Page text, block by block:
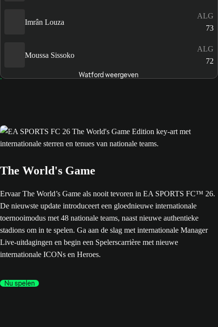
Imrân Louza
ALG
73
Moussa Sissoko
ALG
72
Watford weergeven
The World's Game
Ervaar The World’s Game als nooit tevoren in EA SPORTS FC™ 26.
De nieuwste update introduceert een gloednieuwe internationale
toernooimodus met 48 nationale teams, naast nieuwe authentieke
stadions om in te spelen. Ga aan de slag met internationale Manager
Live-uitdagingen en begin een Spelerscarrière met nieuwe
internationale ICONs en Heroes.
Nu spelen